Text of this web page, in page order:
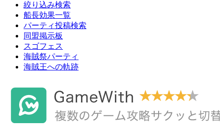
絞り込み検索
船長効果一覧
パーティ投稿検索
同盟掲示板
スゴフェス
海賊祭パーティ
海賊王への軌跡